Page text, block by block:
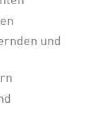
und